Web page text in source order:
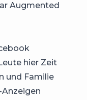
Augmented
hier Zeit
und Familie